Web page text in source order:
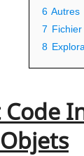
6 Autres
7
8
Code